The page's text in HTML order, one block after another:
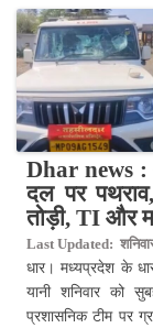
Dhar news :
दल पर
तोड़ी, TI और
Last Updated:
धार। मध्यप्रदेश के
यानी शनिवार को
प्रशासनिक टीम पर